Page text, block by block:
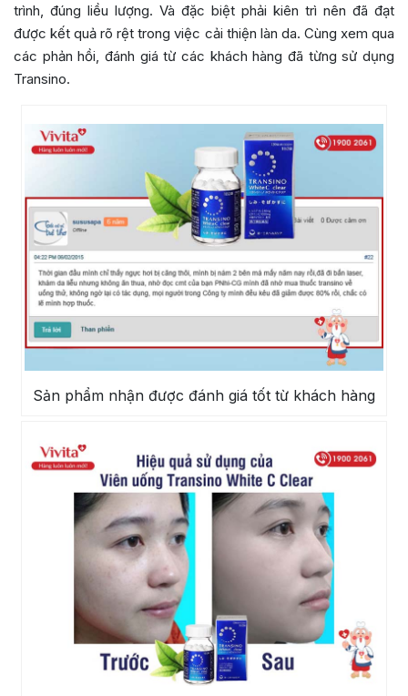
trình, đúng liều lượng. Và đặc biệt phải kiên trì nên đã đạt
được kết quả rõ rệt trong việc cải thiện làn da. Cùng xem qua
các phản hồi, đánh giá từ các khách hàng đã từng sử dụng
Transino.
Sản phẩm nhận được đánh giá tốt từ khách hàng